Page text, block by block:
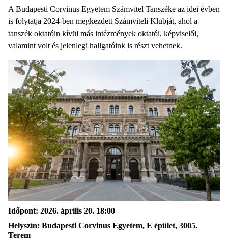
A Budapesti Corvinus Egyetem Számvitel Tanszéke az idei évben
is folytatja 2024-ben megkezdett Számviteli Klubját, ahol a
tanszék oktatóin kívül más intézmények oktatói, képviselői,
valamint volt és jelenlegi hallgatóink is részt vehetnek.
Időpont: 2026. április 20. 18:00
Helyszín: Budapesti Corvinus Egyetem, E épület, 3005.
Terem